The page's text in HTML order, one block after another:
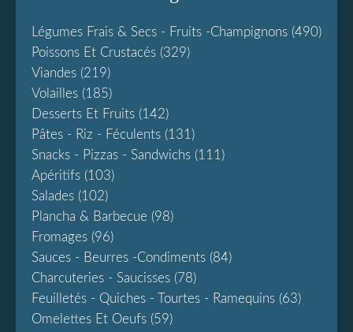
Légumes Frais & Secs - Fruits -champignons (490)
Poissons Et Crustacés (329)
Viandes (219)
Volailles (185)
Desserts Et Fruits (142)
Pâtes - Riz - Féculents (131)
Snacks - Pizzas - Sandwichs (111)
Apéritifs (103)
Salades (102)
Plancha & Barbecue (98)
Fromages (96)
Sauces - Beurres -condiments (84)
Charcuteries - Saucisses (78)
Feuilletés - Quiches - Tourtes - Ramequins (63)
Omelettes Et Oeufs (59)